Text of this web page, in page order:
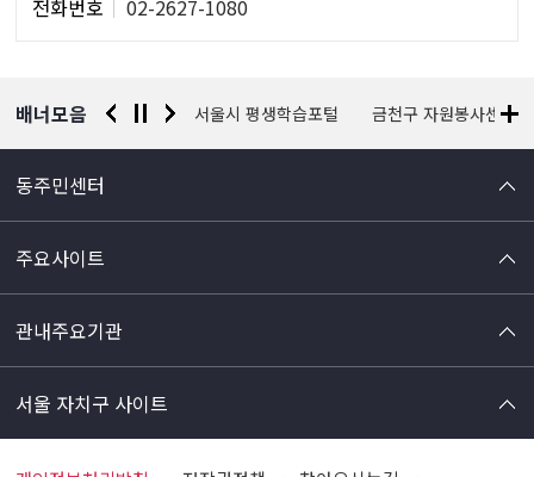
자전화번호
02-2627-1080
배너모음
찰청 유실물 통합포털 서울시 평생학습포털 금천구 자원봉사센터
동주민센터
주요사이트
관내주요기관
서울 자치구 사이트